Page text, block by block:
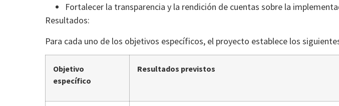
Fortalecer la transparencia y la rendición de cuentas sobre la
Resultados:
Para cada uno de los objetivos específicos, el proyecto establece los
Objetivo
específico
Resultados previstos